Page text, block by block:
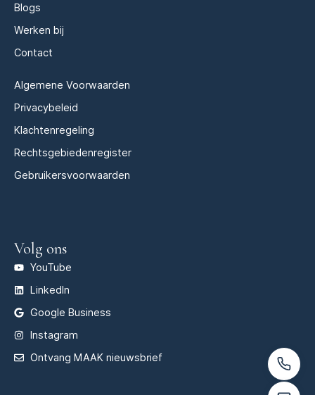
Blogs
Werken bij
Contact
Algemene Voorwaarden
Privacybeleid
Klachtenregeling
Rechtsgebiedenregister
Gebruikersvoorwaarden
Volg ons
YouTube
LinkedIn
Google Business
Instagram
Ontvang MAAK nieuwsbrief